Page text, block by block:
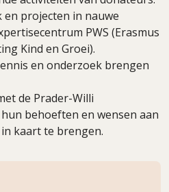
en projecten in nauwe
PWS (Erasmus
Kind en Groei).
en onderzoek brengen
de Prader-Willi
behoeften en wensen aan
kaart te brengen.